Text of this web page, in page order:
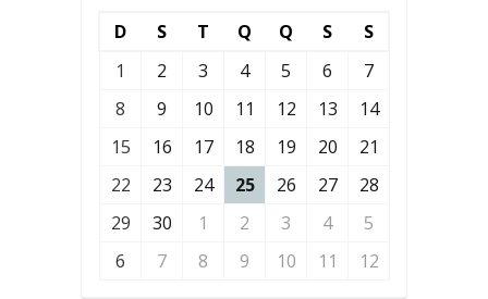
D
S T Q Q S
S
1
2 3 4 5 6
7
8
9 10 11 12 13
14
15
16 17 18 19 20
21
22
23 24 25 26 27
28
29
30 1 2 3 4
5
6
7 8 9 10 11 12